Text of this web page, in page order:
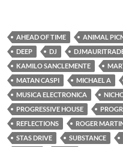
AHEAD OF TIME ANIMAL
DEEP
DJ
KAMILO SANCLEMENTE
MATAN CASPI
MICHAEL A
MUSICA ELECTRONICA
PROGRESSIVE HOUSE
REFLECTIONS
ROGER
STAS DRIVE
SUBSTANCE